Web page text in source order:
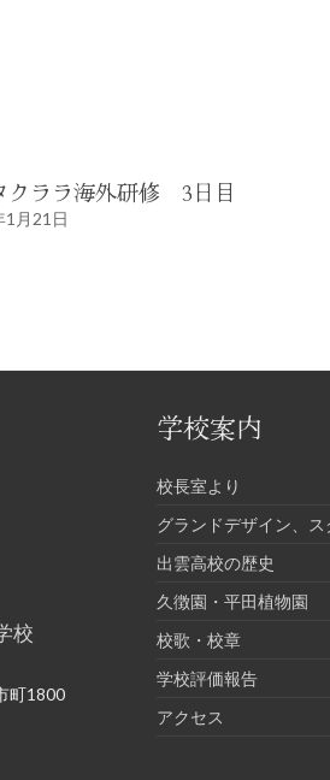
クララ海外研修 3日目
1月21日
校
町1800
学校案内
校長室より
グランドデザイン、
出雲高校の歴史
久徴園・平田植物園
校歌・校章
学校評価報告
アクセス